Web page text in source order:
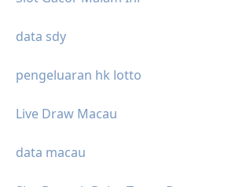
data sdy
pengeluaran hk lotto
Live Draw Macau
data macau